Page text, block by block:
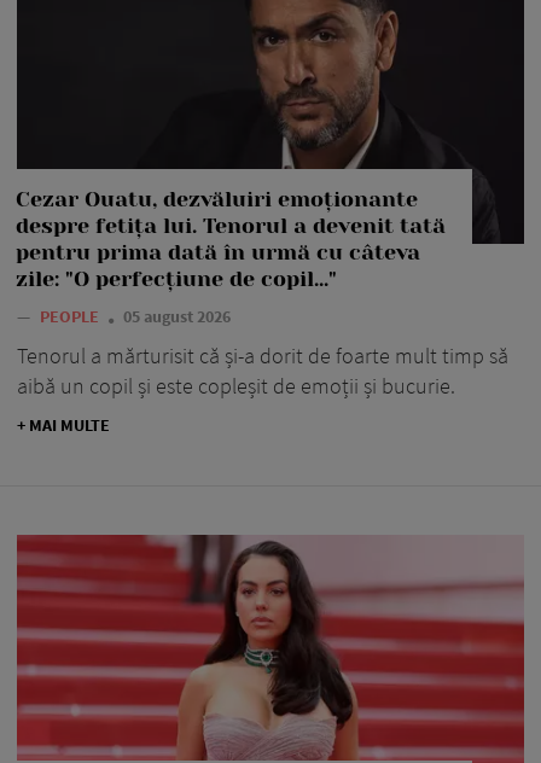
Cezar Ouatu, dezvăluiri emoționante
despre fetița lui. Tenorul a devenit tată
pentru prima dată în urmă cu câteva
zile: "O perfecțiune de copil..."
— PEOPLE 05 august 2026
Tenorul a mărturisit că și-a dorit de foarte mult timp să
aibă un copil și este copleșit de emoții și bucurie.
+ MAI MULTE